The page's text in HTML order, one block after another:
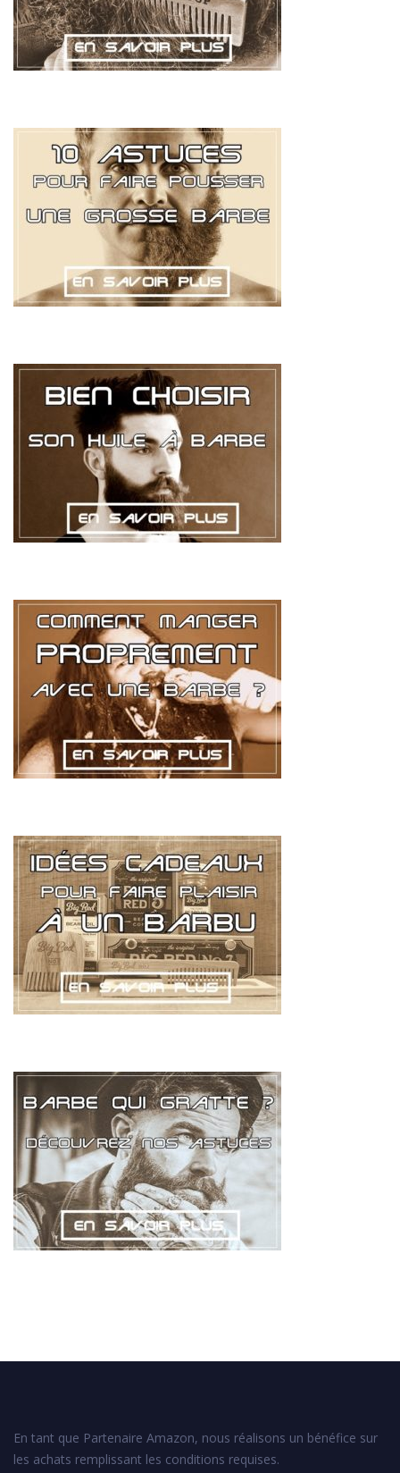
En tant que Partenaire Amazon, nous réalisons un bénéfice sur
les achats remplissant les conditions requises.